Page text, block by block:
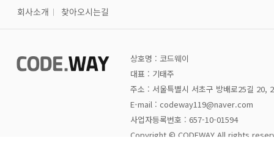
회사소개 찾아오시는길
상호명 : 코드웨이
대표 : 기태주
주소 : 서울특별시 서초구 방배로25길 20,
E-mail : codeway119@naver.com
사업자등록번호 : 657-10-01594
Copyright © CODEWAY All rights